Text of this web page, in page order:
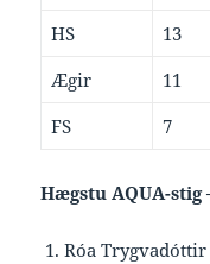
HS
13
Ægir
11
FS
7
Hægstu AQUA-stig
Róa Trygvadóttir